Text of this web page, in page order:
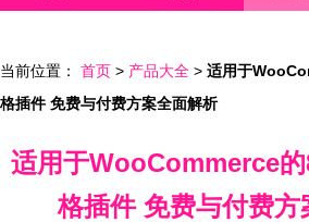
当前位置： 首页 > 产品大全 > 适用于
格插件 免费与付费方案全面解析
适用于WooCommerce的
格插件 免费与付费方